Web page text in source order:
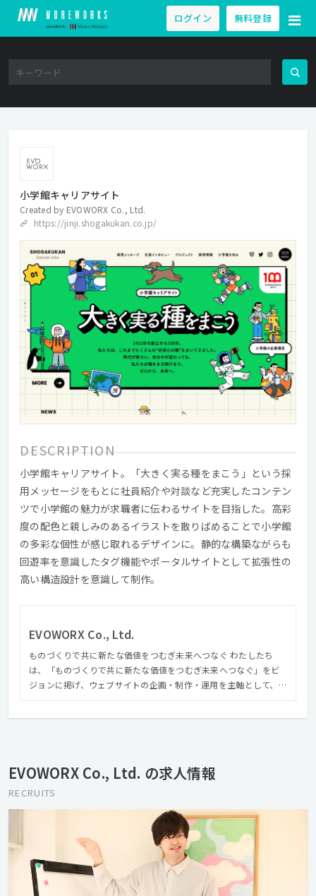
ログイン 無料登録
小学館キャリアサイト
Created by EVOWORX Co., Ltd.
https://jinji.shogakukan.co.jp/
DESCRIPTION
小学館キャリアサイト。「大きく実る種をまこう」という採
用メッセージをもとに社員紹介や対談など充実したコンテン
ツで小学館の魅力が求職者に伝わるサイトを目指した。高彩
度の配色と親しみのあるイラストを散りばめることで小学館
の多彩な個性が感じ取れるデザインに。静的な構築ながらも
回遊率を意識したタグ機能やポータルサイトとして拡張性の
高い構造設計を意識して制作。
EVOWORX Co., Ltd.
ものづくりで共に新たな価値をつむぎ未来へつなぐ わたしたち
は、「ものづくりで共に新たな価値をつむぎ未来へつなぐ」をビ
ジョンに掲げ、ウェブサイトの企画・制作・運用を主軸として、コ
活動、業界の垣根を超えて、多種多様のパートナーとの協業によ
り、高い次元でのコミュニケーションデザインを遂行できる体制
デザインする。それがエヴォワークスです。
EVOWORX Co., Ltd. の求人情報
RECRUITS